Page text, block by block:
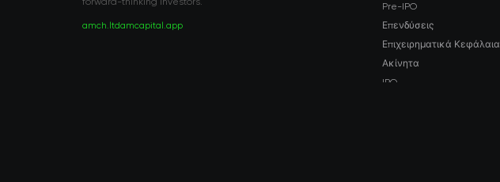
amch.ltdamcapital.app
Pre-IPO
Επενδύσεις
Επιχειρηματικά Κεφάλαια
Ακίνητα
IPO